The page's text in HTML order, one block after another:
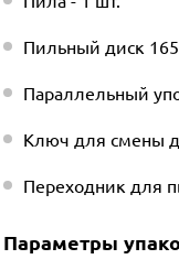
Пильный диск
Параллельный
Ключ для смены
Переходник для
Параметры